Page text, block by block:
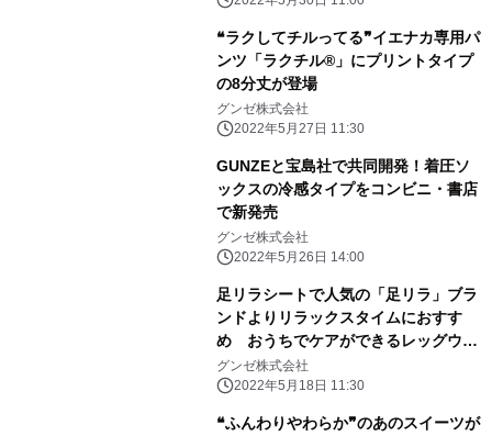
❝ラクしてチルってる❞イエナカ専用パ
ンツ「ラクチル®」にプリントタイプ
の8分丈が登場
グンゼ株式会社
2022年5月27日 11:30
GUNZEと宝島社で共同開発！着圧ソ
ックスの冷感タイプをコンビニ・書店
で新発売
グンゼ株式会社
2022年5月26日 14:00
足リラシートで人気の「足リラ」ブラ
ンドよりリラックスタイムにおすす
め おうちでケアができるレッグウエ
ア誕生
グンゼ株式会社
2022年5月18日 11:30
❝ふんわりやわらか❞のあのスイーツが